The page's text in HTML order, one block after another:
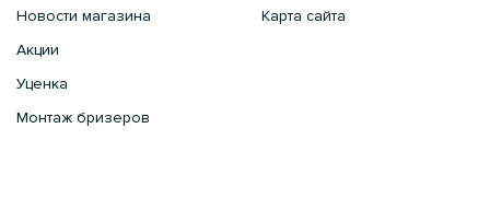
Новости магазина
Акции
Уценка
Монтаж бризеров
Карта сайта